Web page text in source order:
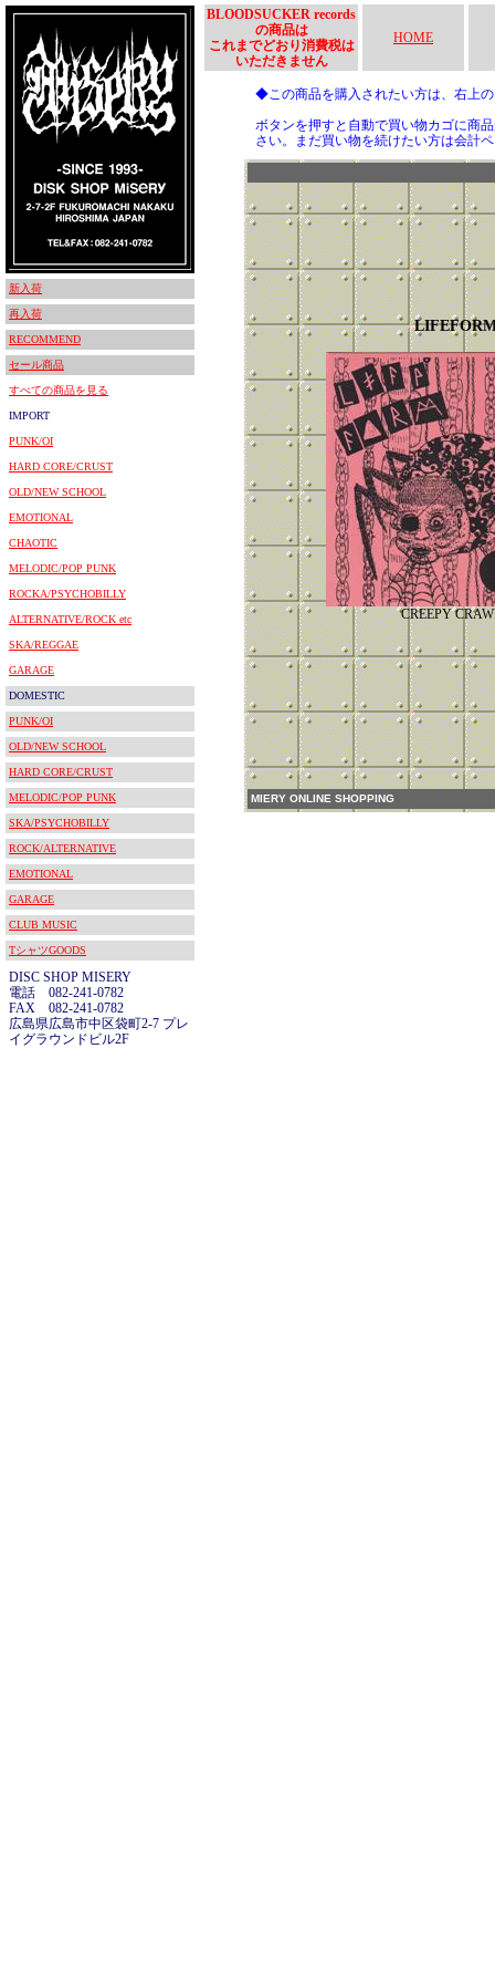
新入荷
再入荷
RECOMMEND
セール商品
すべての商品を見る
IMPORT
PUNK/OI
HARD CORE/CRUST
OLD/NEW SCHOOL
EMOTIONAL
CHAOTIC
MELODIC/POP PUNK
ROCKA/PSYCHOBILLY
ALTERNATIVE/ROCK etc
SKA/REGGAE
GARAGE
DOMESTIC
PUNK/OI
OLD/NEW SCHOOL
HARD CORE/CRUST
MELODIC/POP PUNK
SKA/PSYCHOBILLY
ROCK/ALTERNATIVE
EMOTIONAL
GARAGE
CLUB MUSIC
TシャツGOODS
DISC SHOP MISERY
電話 082-241-0782
FAX 082-241-0782
広島県広島市中区袋町2-7 プレ
イグラウンドビル2F
BLOODSUCKER records
の商品は
これまでどおり消費税は
いただきません
HOME
◆この商品を購入されたい方は、右上
ボタンを押すと自動で買い物カゴに商
さい。まだ買い物を続けたい方は会計
CREEPY
MIERY ONLINE SHOPPING